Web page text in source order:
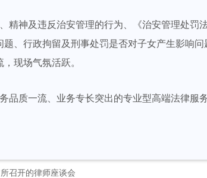
神及违反治安管理的行为、《治安管理处罚
、行政拘留及刑事处罚是否对子女产生影响
现场气氛活跃。
质一流、业务专长突出的专业型高端法律服
召开的律师座谈会